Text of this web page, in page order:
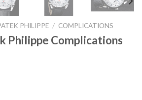
PHILIPPE / COMPLICATIONS
Philippe Complications